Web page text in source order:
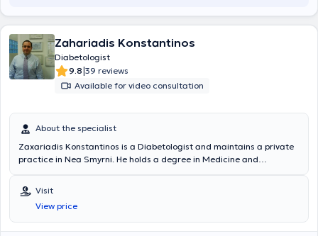
Zahariadis Konstantinos
Diabetologist
9.8|39 reviews
Available for video consultation
About the specialist
Zaxariadis Konstantinos is a Diabetologist and maintains a private
practice in Nea Smyrni. He holds a degree in Medicine and
general medicine at the General State Hospital of Nikaia.
Additionally, he continues to attend numerous national and
international conferences to ensure his ongoing education. He is a
member of the Hellenic Diabetological Association, the Hellenic
Visit
View price